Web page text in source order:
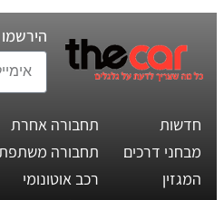
חדשות
מבחני דרכים
המגזין
תחבורה אחרת
תחבורה
רכב אוטונומי